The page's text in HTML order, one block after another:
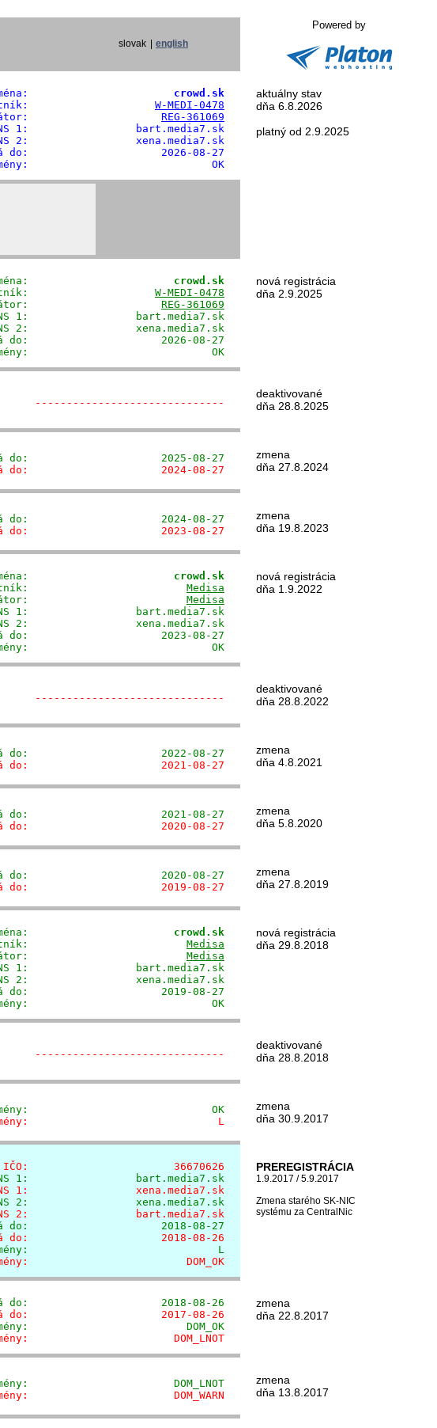
slovak english
Powered by
                      crowd.sk
Vlastník:
W-MEDI-0478
Registrátor:
REG-361069
1:                 bart.media7.sk
2:                 xena.media7.sk
do:                     2026-08-27
OK
aktuálny stav
dňa 6.8.2026
platný od 2.9.2025
                      crowd.sk
Vlastník:
W-MEDI-0478
Registrátor:
REG-361069
1:                 bart.media7.sk
2:                 xena.media7.sk
do:                     2026-08-27
OK
nová registrácia
dňa 2.9.2025
------------------------------
deaktivované
dňa 28.8.2025
do:                     2025-08-27
do:                     2024-08-27
zmena
dňa 27.8.2024
do:                     2024-08-27
do:                     2023-08-27
zmena
dňa 19.8.2023
                      crowd.sk
Vlastník:
Medisa
Registrátor:
Medisa
1:                 bart.media7.sk
2:                 xena.media7.sk
do:                     2023-08-27
OK
nová registrácia
dňa 1.9.2022
------------------------------
deaktivované
dňa 28.8.2022
do:                     2022-08-27
do:                     2021-08-27
zmena
dňa 4.8.2021
do:                     2021-08-27
do:                     2020-08-27
zmena
dňa 5.8.2020
do:                     2020-08-27
do:                     2019-08-27
zmena
dňa 27.8.2019
                      crowd.sk
Vlastník:
Medisa
Registrátor:
Medisa
1:                 bart.media7.sk
2:                 xena.media7.sk
do:                     2019-08-27
OK
nová registrácia
dňa 29.8.2018
------------------------------
deaktivované
dňa 28.8.2018
OK
L
zmena
dňa 30.9.2017
36670626
1:                 bart.media7.sk
1:                 xena.media7.sk
2:                 xena.media7.sk
2:                 bart.media7.sk
do:                     2018-08-27
do:                     2018-08-26
L
DOM_OK
PREREGISTRÁCIA
1.9.2017 / 5.9.2017
Zmena starého SK-NIC
systému za CentralNic
do:                     2018-08-26
do:                     2017-08-26
DOM_OK
DOM_LNOT
zmena
dňa 22.8.2017
DOM_LNOT
DOM_WARN
zmena
dňa 13.8.2017